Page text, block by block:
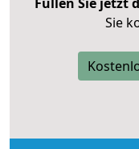
Sie